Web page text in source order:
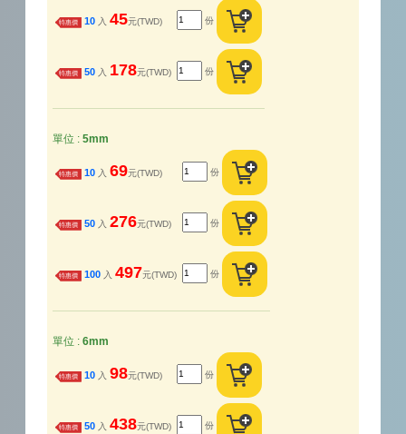
特惠價 10 入 45元(TWD) 份
特惠價 50 入 178元(TWD) 份
單位 : 5mm
特惠價 10 入 69元(TWD) 份
特惠價 50 入 276元(TWD) 份
特惠價 100 入 497元(TWD) 份
單位 : 6mm
特惠價 10 入 98元(TWD) 份
特惠價 50 入 438元(TWD) 份